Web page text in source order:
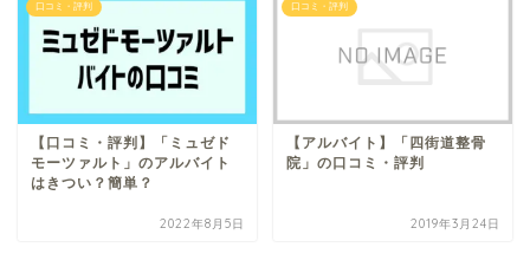
口コミ・評判
【口コミ・評判】「ミュゼド
モーツァルト」のアルバイト
はきつい？簡単？
2022年8月5日
口コミ・評判
【アルバイト】「四街道整骨
院」の口コミ・評判
2019年3月24日